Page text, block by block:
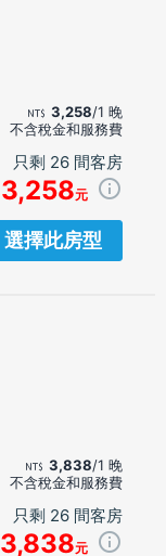
3,258/1 晚
不含稅金和服務費
只剩 26 間客房
3,258元
選擇此房型
3,838/1 晚
不含稅金和服務費
只剩 26 間客房
3,838元